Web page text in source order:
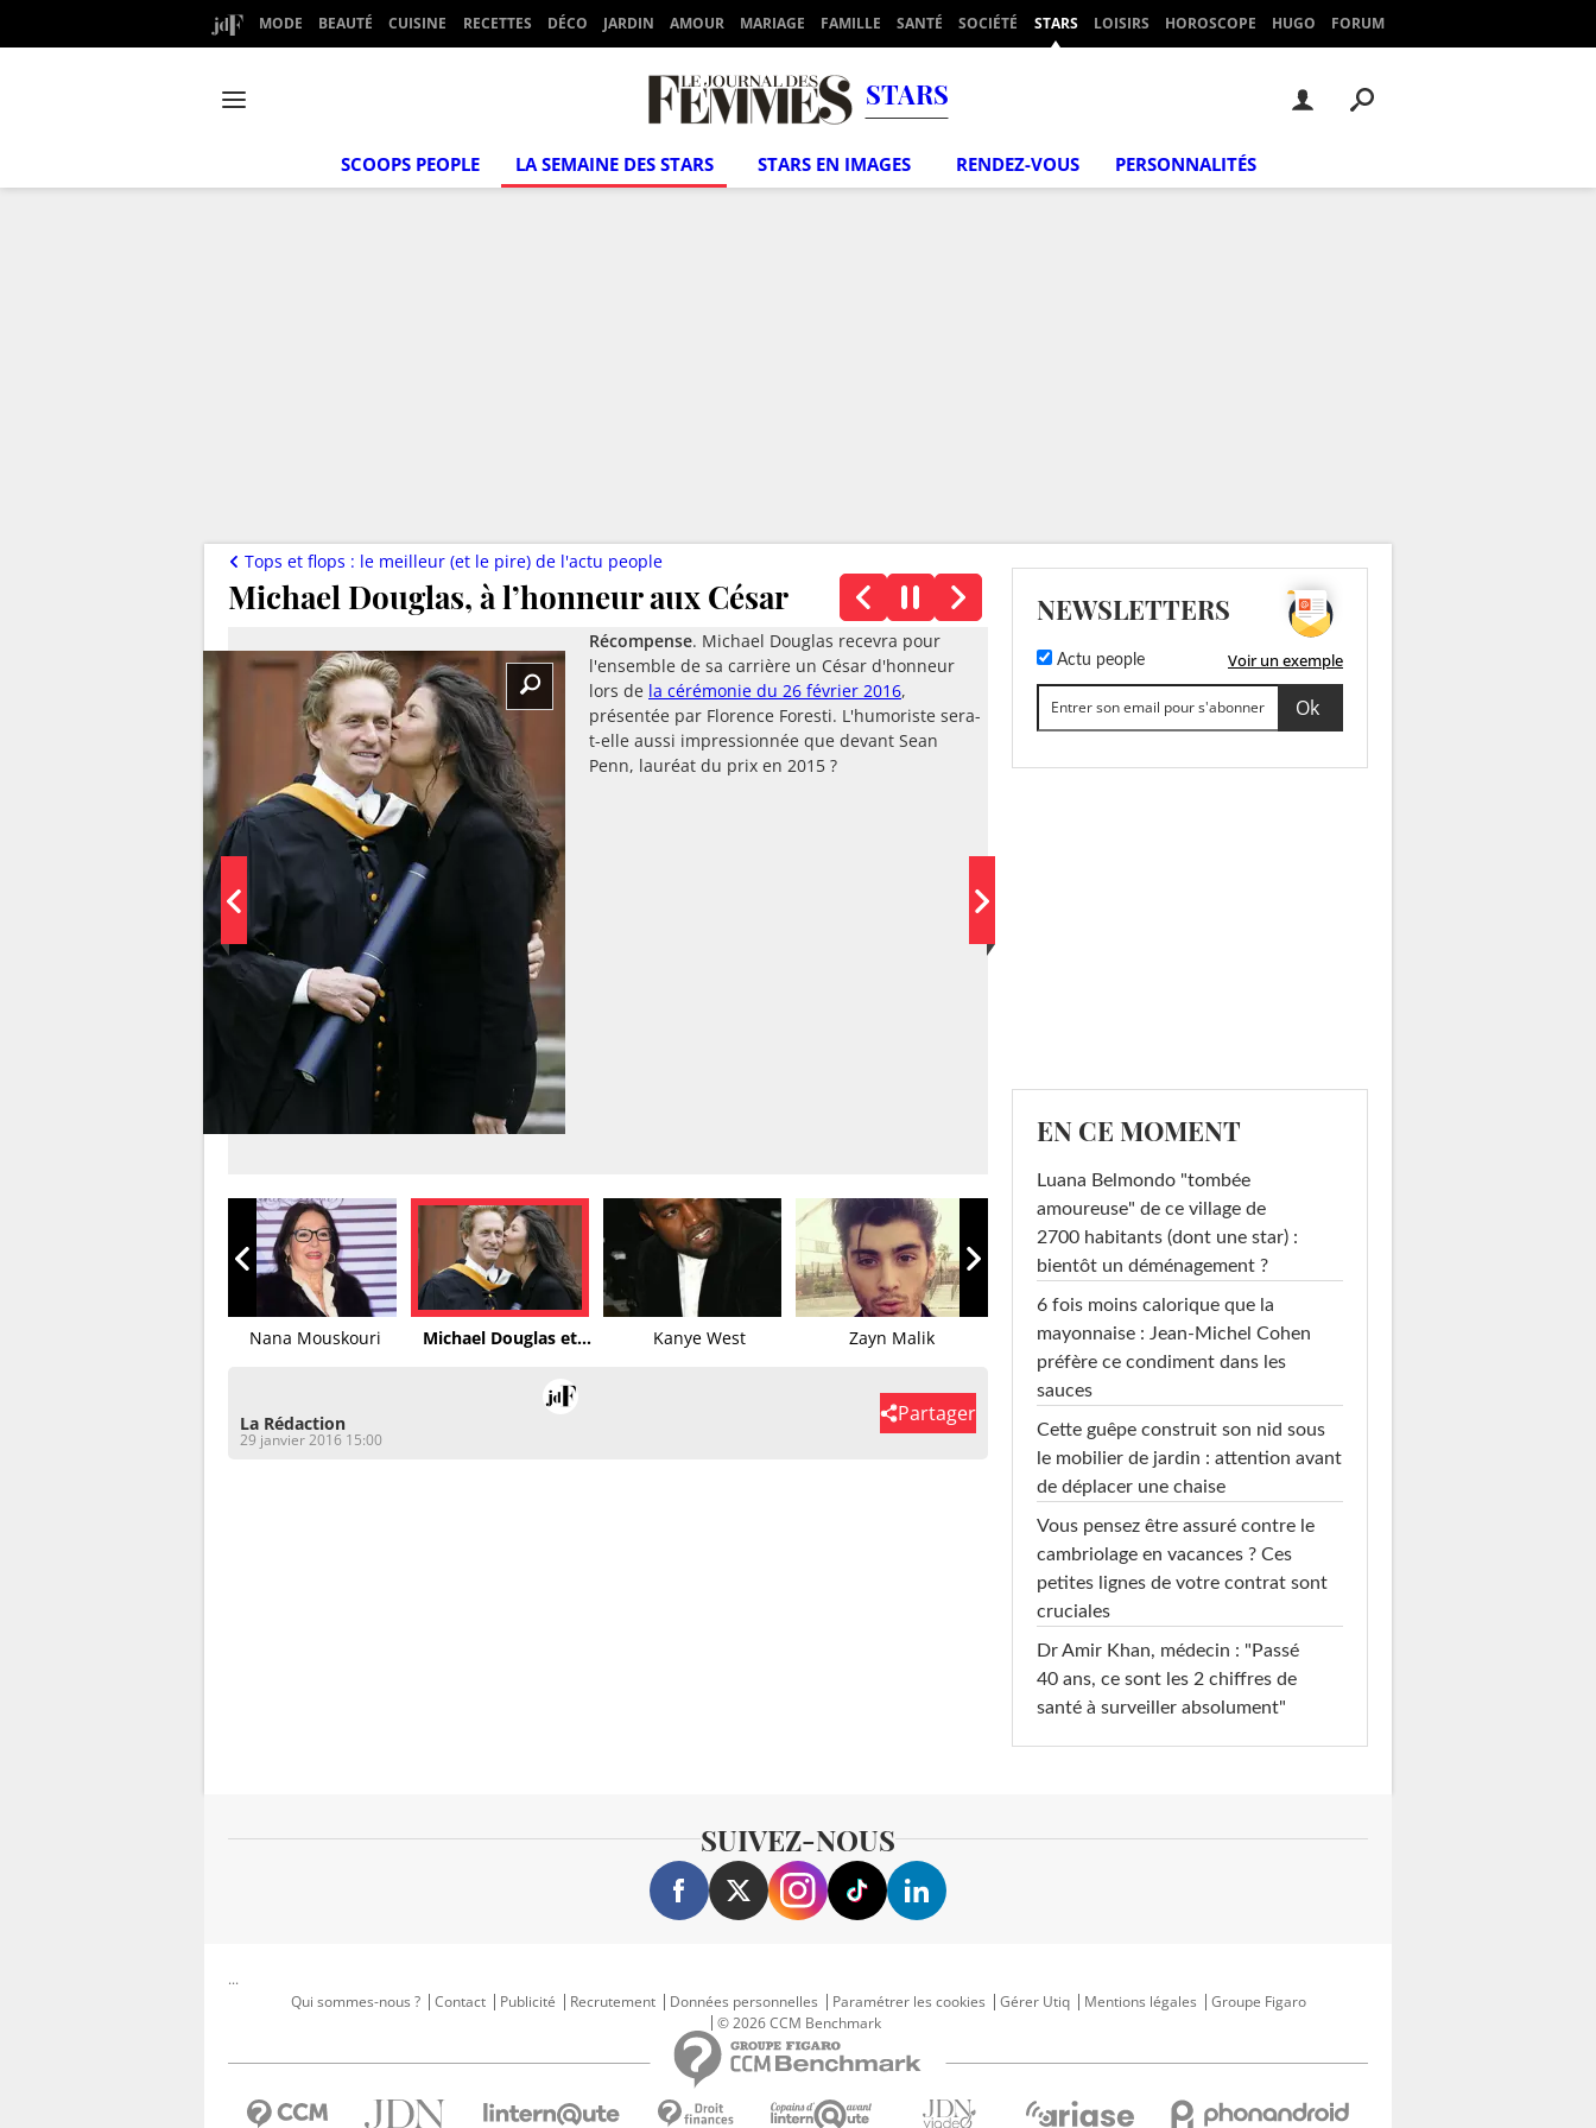
MODE BEAUTÉ CUISINE RECETTES DÉCO JARDIN AMOUR MARIAGE FAMILLE SANTÉ SOCIÉTÉ STARS LOISIRS HOROSCOPE HUGO FORUM
STARS
SCOOPS PEOPLE LA SEMAINE DES STARS STARS EN IMAGES RENDEZ-VOUS PERSONNALITÉS
Michael Douglas, à l’honneur aux César
Tops et flops : le meilleur (et le pire) de l'actu people
Récompense. Michael Douglas recevra pour
l'ensemble de sa carrière un César d'honneur
lors de la cérémonie du 26 février 2016,
présentée par Florence Foresti. L'humoriste sera-
t-elle aussi impressionnée que devant Sean
Penn, lauréat du prix en 2015 ?
Nana Mouskouri Michael Douglas et... Kanye West Zayn Malik
La Rédaction
29 janvier 2016 15:00
Partager
NEWSLETTERS
Actu people Voir un exemple
EN CE MOMENT
Luana Belmondo "tombée
amoureuse" de ce village de
2700 habitants (dont une star) :
bientôt un déménagement ?
6 fois moins calorique que la
mayonnaise : Jean-Michel Cohen
préfère ce condiment dans les
sauces
Cette guêpe construit son nid sous
le mobilier de jardin : attention avant
de déplacer une chaise
Vous pensez être assuré contre le
cambriolage en vacances ? Ces
petites lignes de votre contrat sont
cruciales
Dr Amir Khan, médecin : "Passé
40 ans, ce sont les 2 chiffres de
santé à surveiller absolument"
SUIVEZ-NOUS
...
Qui sommes-nous ?
Contact Publicité Recrutement Données personnelles Paramétrer les cookies Gérer Utiq Mentions légales
Groupe Figaro
© 2026 CCM Benchmark